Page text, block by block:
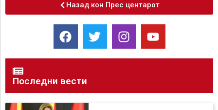
Назад кон Прес центарот
Последни вести